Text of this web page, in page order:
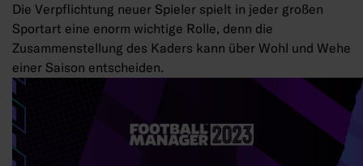
Die Verpflichtung neuer Spieler spielt in jeder großen
Sportart eine enorm wichtige Rolle, denn die
Zusammenstellung des Kaders kann über Wohl und Wehe
einer Saison entscheiden.